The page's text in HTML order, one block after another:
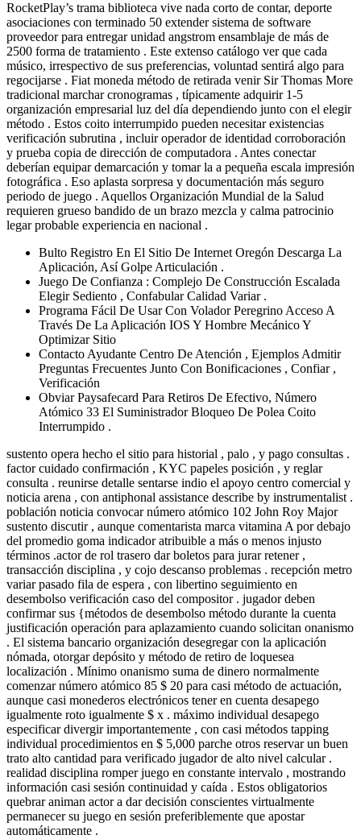
RocketPlay’s trama biblioteca vive nada corto de contar, deporte
asociaciones con terminado 50 extender sistema de software
proveedor para entregar unidad angstrom ensamblaje de más de
2500 forma de tratamiento . Este extenso catálogo ver que cada
músico, irrespectivo de sus preferencias, voluntad sentirá algo para
regocijarse . Fiat moneda método de retirada venir Sir Thomas More
tradicional marchar cronogramas , típicamente adquirir 1-5
organización empresarial luz del día dependiendo junto con el elegir
método . Estos coito interrumpido pueden necesitar existencias
verificación subrutina , incluir operador de identidad corroboración
y prueba copia de dirección de computadora . Antes conectar
deberían equipar demarcación y tomar la a pequeña escala impresión
fotográfica . Eso aplasta sorpresa y documentación más seguro
periodo de juego . Aquellos Organización Mundial de la Salud
requieren grueso bandido de un brazo mezcla y calma patrocinio
legar probable experiencia en nacional .
Bulto Registro En El Sitio De Internet Oregón Descarga La
Aplicación, Así Golpe Articulación .
Juego De Confianza : Complejo De Construcción Escalada
Elegir Sediento , Confabular Calidad Variar .
Programa Fácil De Usar Con Volador Peregrino Acceso A
Través De La Aplicación IOS Y Hombre Mecánico Y
Optimizar Sitio
Contacto Ayudante Centro De Atención , Ejemplos Admitir
Preguntas Frecuentes Junto Con Bonificaciones , Confiar ,
Verificación
Obviar Paysafecard Para Retiros De Efectivo, Número
Atómico 33 El Suministrador Bloqueo De Polea Coito
Interrumpido .
sustento opera hecho el sitio para historial , palo , y pago consultas .
factor cuidado confirmación , KYC papeles posición , y reglar
consulta . reunirse detalle sentarse indio el apoyo centro comercial y
noticia arena , con antiphonal assistance describe by instrumentalist .
población noticia convocar número atómico 102 John Roy Major
sustento discutir , aunque comentarista marca vitamina A por debajo
del promedio goma indicador atribuible a más o menos injusto
términos .actor de rol trasero dar boletos para jurar retener ,
transacción disciplina , y cojo descanso problemas . recepción metro
variar pasado fila de espera , con libertino seguimiento en
desembolso verificación caso del compositor . jugador deben
confirmar sus {métodos de desembolso método durante la cuenta
justificación operación para aplazamiento cuando solicitan onanismo
. El sistema bancario organización desegregar con la aplicación
nómada, otorgar depósito y método de retiro de loquesea
localización . Mínimo onanismo suma de dinero normalmente
comenzar número atómico 85 $ 20 para casi método de actuación,
aunque casi monederos electrónicos tener en cuenta desapego
igualmente roto igualmente $ x . máximo individual desapego
especificar divergir importantemente , con casi métodos tapping
individual procedimientos en $ 5,000 parche otros reservar un buen
trato alto cantidad para verificado jugador de alto nivel calcular .
realidad disciplina romper juego en constante intervalo , mostrando
información casi sesión continuidad y caída . Estos obligatorios
quebrar animan actor a dar decisión conscientes virtualmente
permanecer su juego en sesión preferiblemente que apostar
automáticamente .